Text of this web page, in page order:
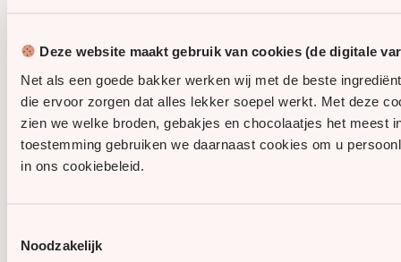
Deze website maakt gebruik van cookies (de digitale
Net als een goede bakker werken wij met de beste
die ervoor zorgen dat alles lekker soepel werkt. Met deze
zien we welke broden, gebakjes en chocolaatjes het meest
toestemming gebruiken we daarnaast cookies om u
in ons cookiebeleid.
Noodzakelijk